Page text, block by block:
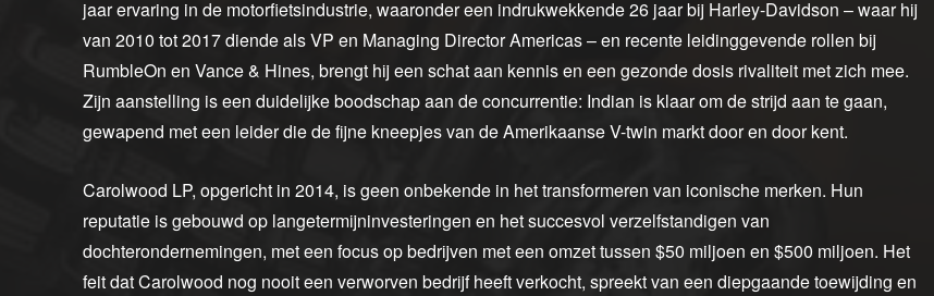
jaar ervaring in de motorfietsindustrie, waaronder een indrukwekkende 26 jaar bij Harley-Davidson – waar hij
van 2010 tot 2017 diende als VP en Managing Director Americas – en recente leidinggevende rollen bij
RumbleOn en Vance & Hines, brengt hij een schat aan kennis en een gezonde dosis rivaliteit met zich mee.
Zijn aanstelling is een duidelijke boodschap aan de concurrentie: Indian is klaar om de strijd aan te gaan,
gewapend met een leider die de fijne kneepjes van de Amerikaanse V-twin markt door en door kent.
Carolwood LP, opgericht in 2014, is geen onbekende in het transformeren van iconische merken. Hun
reputatie is gebouwd op langetermijninvesteringen en het succesvol verzelfstandigen van
dochterondernemingen, met een focus op bedrijven met een omzet tussen $50 miljoen en $500 miljoen. Het
feit dat Carolwood nog nooit een verworven bedrijf heeft verkocht, spreekt van een diepgaande toewijding en